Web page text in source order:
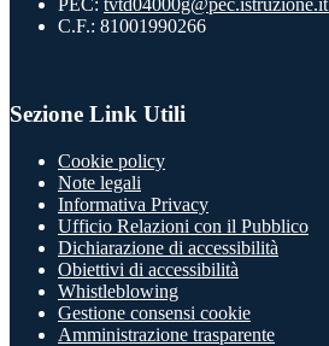
PEC: tvtd04000g@pec.istruzione.it
C.F.: 81001990266
Sezione Link Utili
Cookie policy
Note legali
Informativa Privacy
Ufficio Relazioni con il Pubblico
Dichiarazione di accessibilità
Obiettivi di accessibilità
Whistleblowing
Gestione consensi cookie
Amministrazione trasparente